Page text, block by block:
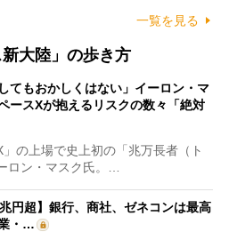
一覧を見る
大陸」の歩き方
てもおかしくはない」イーロン・マ
ースXが抱えるリスクの数々「絶対
の上場で史上初の「兆万長者（ト
ロン・マスク氏。…
円超】銀行、商社、ゼネコンは最高
・…